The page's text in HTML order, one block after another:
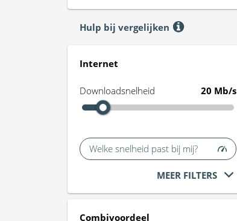
Hulp bij vergelijken
Internet
Downloadsnelheid 20 Mb/s
Welke snelheid past bij mij?
MEER FILTERS
Combivoordeel